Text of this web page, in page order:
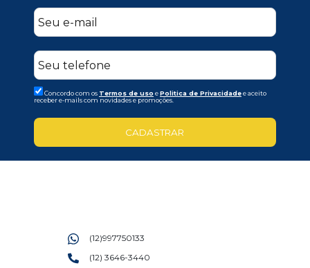
Concordo com os Termos de uso ePolitica de Privacidadee aceito
receber e-mails com novidades e promoções.
CADASTRAR
(12)997750133
(12) 3646-3440